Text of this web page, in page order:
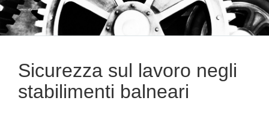
Sicurezza sul lavoro negli
stabilimenti balneari